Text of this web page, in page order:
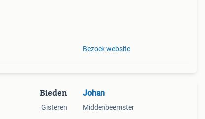
Bezoek website
Bieden
Gisteren
Johan
Middenbeemster